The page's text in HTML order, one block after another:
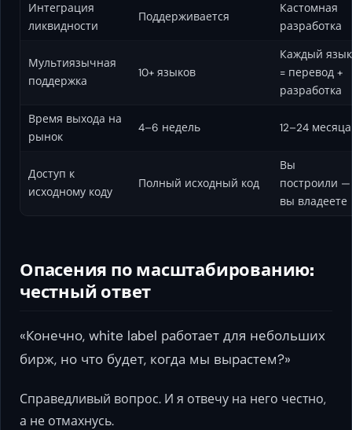
Интеграция
ликвидности
Поддерживается
Кастомная
разработка
Мультиязычная
поддержка
10+ языков
Каждый язык
= перевод +
разработка
Время выхода на
рынок
4–6 недель 12–24 месяца
Доступ к
исходному коду
Полный исходный код
Вы
построили —
вы владеете
Опасения по масштабированию:
честный ответ
«Конечно, white label работает для небольших
бирж, но что будет, когда мы вырастем?»
Справедливый вопрос. И я отвечу на него честно,
а не отмахнусь.